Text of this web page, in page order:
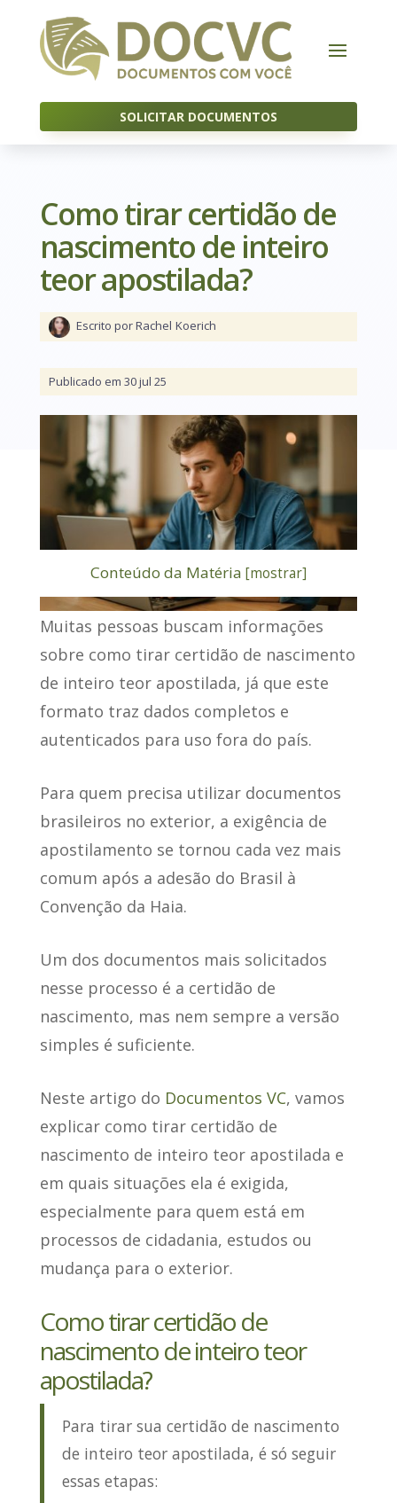
SOLICITAR DOCUMENTOS
Como tirar certidão de
nascimento de inteiro
teor apostilada?
Escrito por Rachel Koerich
Publicado em 30 jul 25
Conteúdo da Matéria [mostrar]
Muitas pessoas buscam informações
sobre como tirar certidão de nascimento
de inteiro teor apostilada, já que este
formato traz dados completos e
autenticados para uso fora do país.
Para quem precisa utilizar documentos
brasileiros no exterior, a exigência de
apostilamento se tornou cada vez mais
comum após a adesão do Brasil à
Convenção da Haia.
Um dos documentos mais solicitados
nesse processo é a certidão de
nascimento, mas nem sempre a versão
simples é suficiente.
Neste artigo do Documentos VC, vamos
explicar como tirar certidão de
nascimento de inteiro teor apostilada e
em quais situações ela é exigida,
especialmente para quem está em
processos de cidadania, estudos ou
mudança para o exterior.
Como tirar certidão de
nascimento de inteiro teor
apostilada?
Para tirar sua certidão de nascimento
de inteiro teor apostilada, é só seguir
essas etapas: